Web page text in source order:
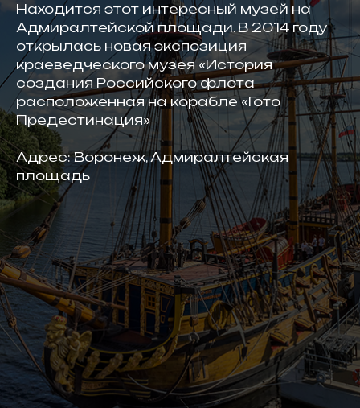
Находится этот интересный музей на
Адмиралтейской площади. В 2014 году
открылась новая экспозиция
краеведческого музея «История
создания Российского флота
расположенная на корабле «Гото
Предестинация»
Адрес: Воронеж, Адмиралтейская
площадь